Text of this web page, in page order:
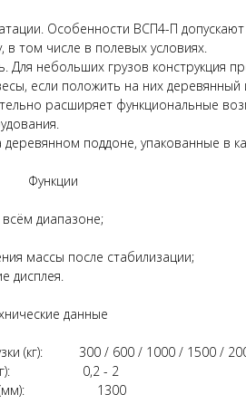
Особенности ВСП4-П
том числе в полевых условиях.
Для небольших грузов конструкция
если положить на них деревянный
расширяет функциональные
деревянном поддоне, упакованные в
диапазоне;
массы после стабилизации;
дисплея.
данные
(кг): 300 / 600 / 1000 / 1500 /
(кг): 0,2 - 2
(мм): 1300